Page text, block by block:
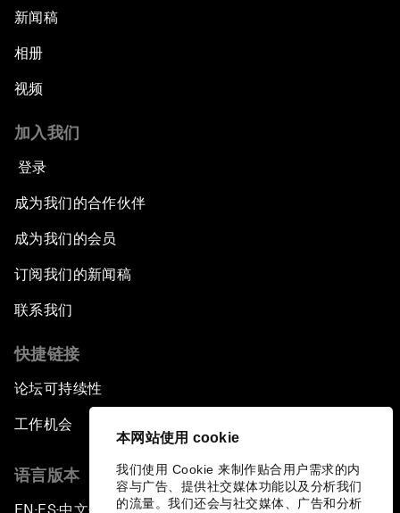
本网站使用 cookie
我们使用 Cookie 来制作贴合用户需求的内
容与广告、提供社交媒体功能以及分析我们
的流量。我们还会与社交媒体、广告和分析
新闻稿
相册
视频
加入我们
登录
成为我们的合作伙伴
成为我们的会员
订阅我们的新闻稿
联系我们
快捷链接
论坛可持续性
工作机会
语言版本
▪ ▪ ▪